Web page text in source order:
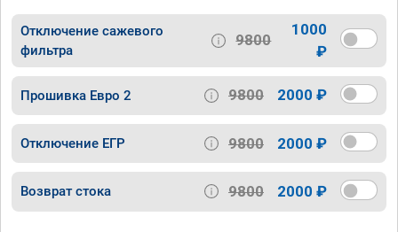
Отключение сажевого
фильтра
9800
1000
₽
Прошивка Евро 2 9800 2000 ₽
Отключение ЕГР 9800 2000 ₽
Возврат стока 9800 2000 ₽